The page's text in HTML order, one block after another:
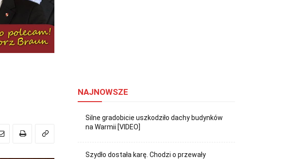
NAJNOWSZE
Silne gradobicie uszkodziło dachy budynków
na Warmii [VIDEO]
Szydło dostała karę. Chodzi o przewały